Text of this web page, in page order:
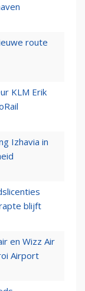
route
KLM Erik
Izhavia in
blijft
en Wizz Air
Airport